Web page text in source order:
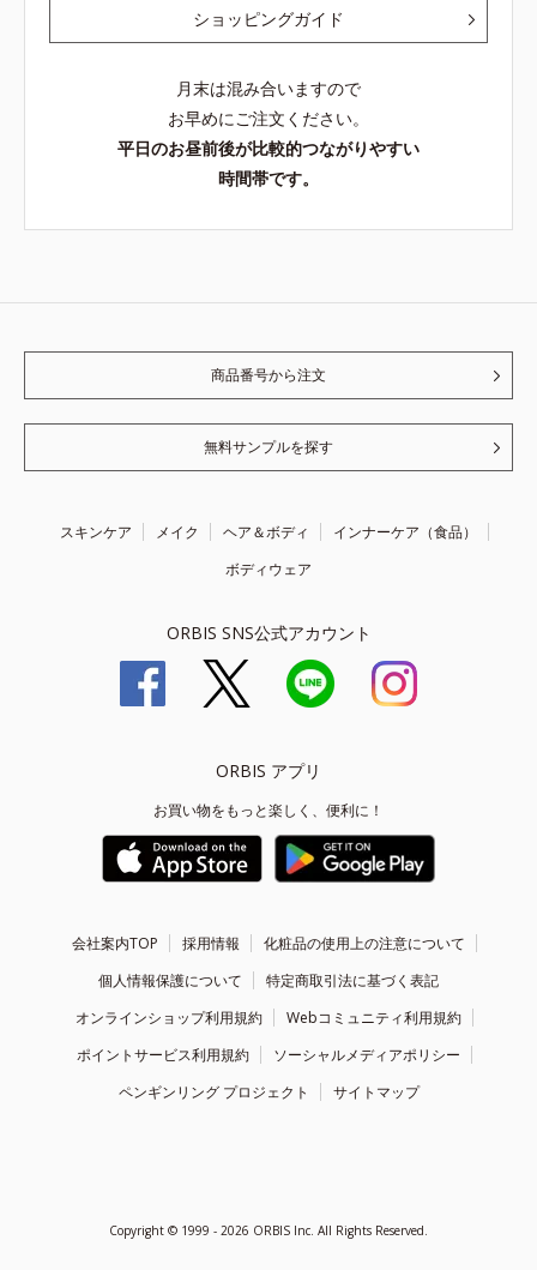
ショッピングガイド
月末は混み合いますので
お早めにご注文ください。
平日のお昼前後が比較的つながりやすい
時間帯です。
商品番号から注文
無料サンプルを探す
スキンケア メイク ヘア＆ボディ
インナーケア（食品）
ボディウェア
ORBIS SNS公式アカウント
ORBIS アプリ
お買い物をもっと楽しく、便利に！
会社案内TOP 採用情報
化粧品の使用上の注意について
個人情報保護について
特定商取引法に基づく表記
オンラインショップ利用規約
Webコミュニティ利用規約
ポイントサービス利用規約
ソーシャルメディアポリシー
ペンギンリング プロジェクト
サイトマップ
Copyright © 1999 - 2026 ORBIS Inc. All Rights Reserved.